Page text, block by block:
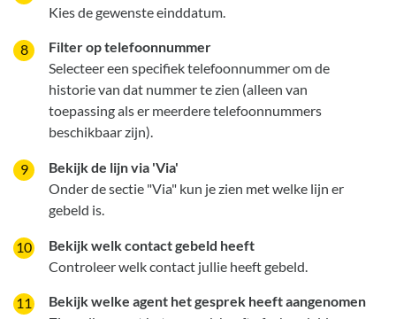
Kies de gewenste einddatum.
Filter op telefoonnummer
Selecteer een specifiek telefoonnummer om de
historie van dat nummer te zien (alleen van
toepassing als er meerdere telefoonnummers
beschikbaar zijn).
Bekijk de lijn via 'Via'
Onder de sectie "Via" kun je zien met welke lijn er
gebeld is.
Bekijk welk contact gebeld heeft
Controleer welk contact jullie heeft gebeld.
Bekijk welke agent het gesprek heeft aangenomen